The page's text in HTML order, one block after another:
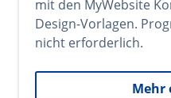
mit den MyWebsite
Design-Vorlagen.
nicht erforderlich.
Mehr